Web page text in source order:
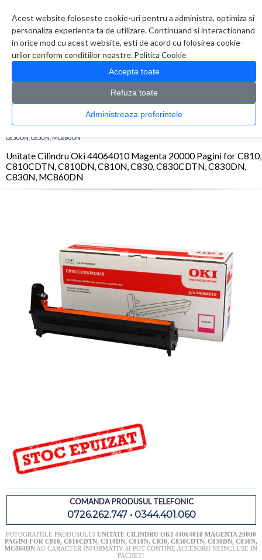
Acest website foloseste cookie-uri pentru a administra, optimiza si
personaliza experienta ta de utilizare. Continuand si interactionand
in orice mod cu acest website, esti de acord cu folosirea cookie-
urilor conform conditiilor noastre.Politica Cookie
Accepta toate
Refuza toate
Administreaza preferintele
0 produs(e)
CATALOG PRODUSE
Consumabile originale > OPC/Drum/Printhead
C830DN, C830N, MC860DN
Unitate Cilindru Oki 44064010 Magenta 20000 Pagini for C810,
C810CDTN, C810DN, C810N, C830, C830CDTN, C830DN,
C830N, MC860DN
COMANDA PRODUSUL TELEFONIC
0726.262.747 • 0344.401.060
FOTOGRAFIILE PRODUSULUI UNITATE CILINDRU OKI 44064010 MAGENTA 20000
PAGINI FOR C810, C810CDTN, C810DN, C810N, C830, C830CDTN, C830DN, C830N,
MC860DNAU CARACTER INFORMATIV SI POT CONTINE ACCESORII NEINCLUSE IN
PACHET!